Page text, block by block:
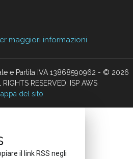
maggiori informazioni
e Partita IVA 13868590962 - © 2026
RESERVED. ISP AWS
del sito
il link RSS negli